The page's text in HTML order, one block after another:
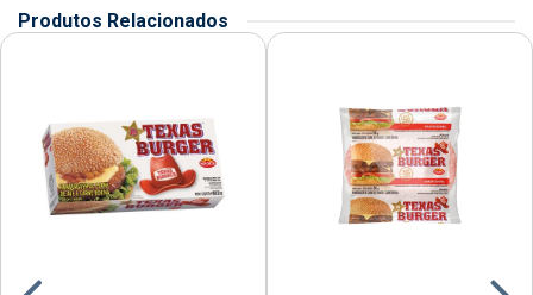
Produtos Relacionados